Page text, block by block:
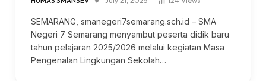
SEMARANG, smanegeri7semarang.sch.id – SMA
Negeri 7 Semarang menyambut peserta didik baru
tahun pelajaran 2025/2026 melalui kegiatan Masa
Pengenalan Lingkungan Sekolah…